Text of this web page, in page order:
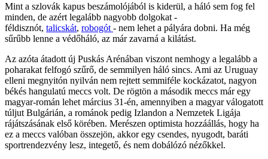
Mint a szlovák kapus beszámolójából is kiderül, a háló sem fog fel
minden, de azért legalább nagyobb dolgokat -
féldisznót, talicskát, robogót - nem lehet a pályára dobni. Ha még
sűrűbb lenne a védőháló, az már zavarná a kilátást.
Az azóta átadott új Puskás Arénában viszont nemhogy a legalább a
poharakat felfogó szűrő, de semmilyen háló sincs. Ami az Uruguay
elleni megnyitón nyilván nem rejtett semmiféle kockázatot, nagyon
békés hangulatú meccs volt. De rögtön a második meccs már egy
magyar-román lehet március 31-én, amennyiben a magyar válogatott
túljut Bulgárián, a románok pedig Izlandon a Nemzetek Ligája
rájátszásának első körében. Merészen optimista hozzáállás, hogy ha
ez a meccs valóban összejön, akkor egy csendes, nyugodt, baráti
sportrendezvény lesz, integető, és nem dobálózó nézőkkel.